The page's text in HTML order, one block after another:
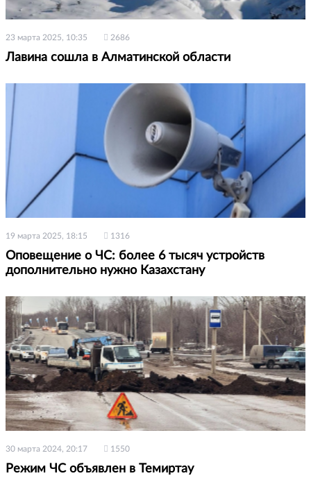
23 марта 2025, 10:35 2686
Лавина сошла в Алматинской области
19 марта 2025, 18:15 1316
Оповещение о ЧС: более 6 тысяч устройств
дополнительно нужно Казахстану
30 марта 2024, 20:17 1550
Режим ЧС объявлен в Темиртау